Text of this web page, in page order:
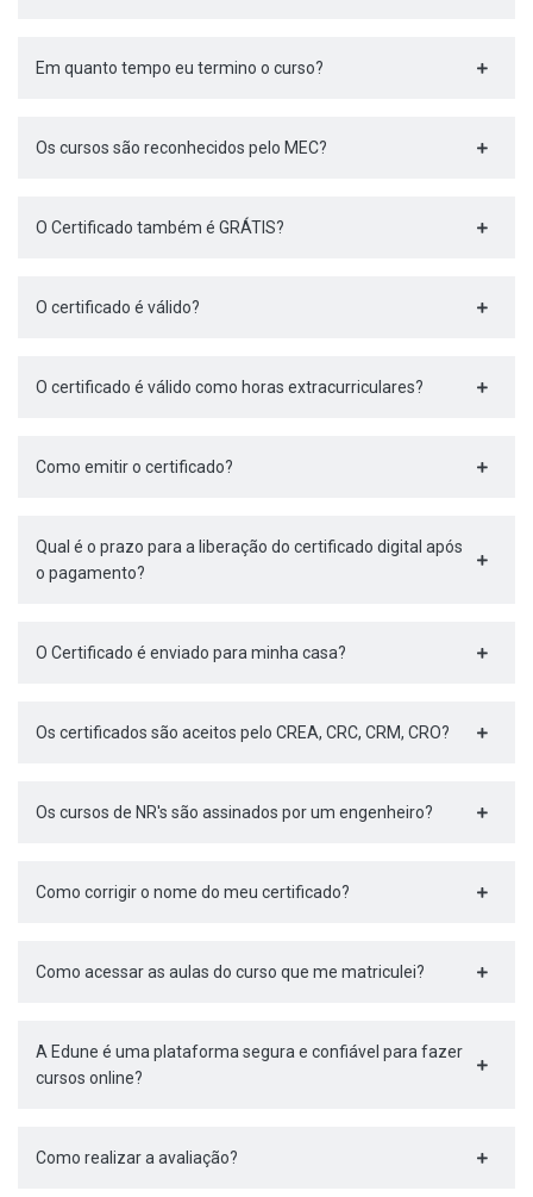
Em quanto tempo eu termino o curso?
Os cursos são reconhecidos pelo MEC?
O Certificado também é GRÁTIS?
O certificado é válido?
O certificado é válido como horas extracurriculares?
Como emitir o certificado?
Qual é o prazo para a liberação do certificado digital após
o pagamento?
O Certificado é enviado para minha casa?
Os certificados são aceitos pelo CREA, CRC, CRM, CRO?
Os cursos de NR's são assinados por um engenheiro?
Como corrigir o nome do meu certificado?
Como acessar as aulas do curso que me matriculei?
A Edune é uma plataforma segura e confiável para fazer
cursos online?
Como realizar a avaliação?